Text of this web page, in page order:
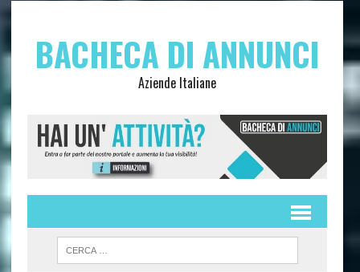
BACHECA DI ANNUNCI
Aziende Italiane